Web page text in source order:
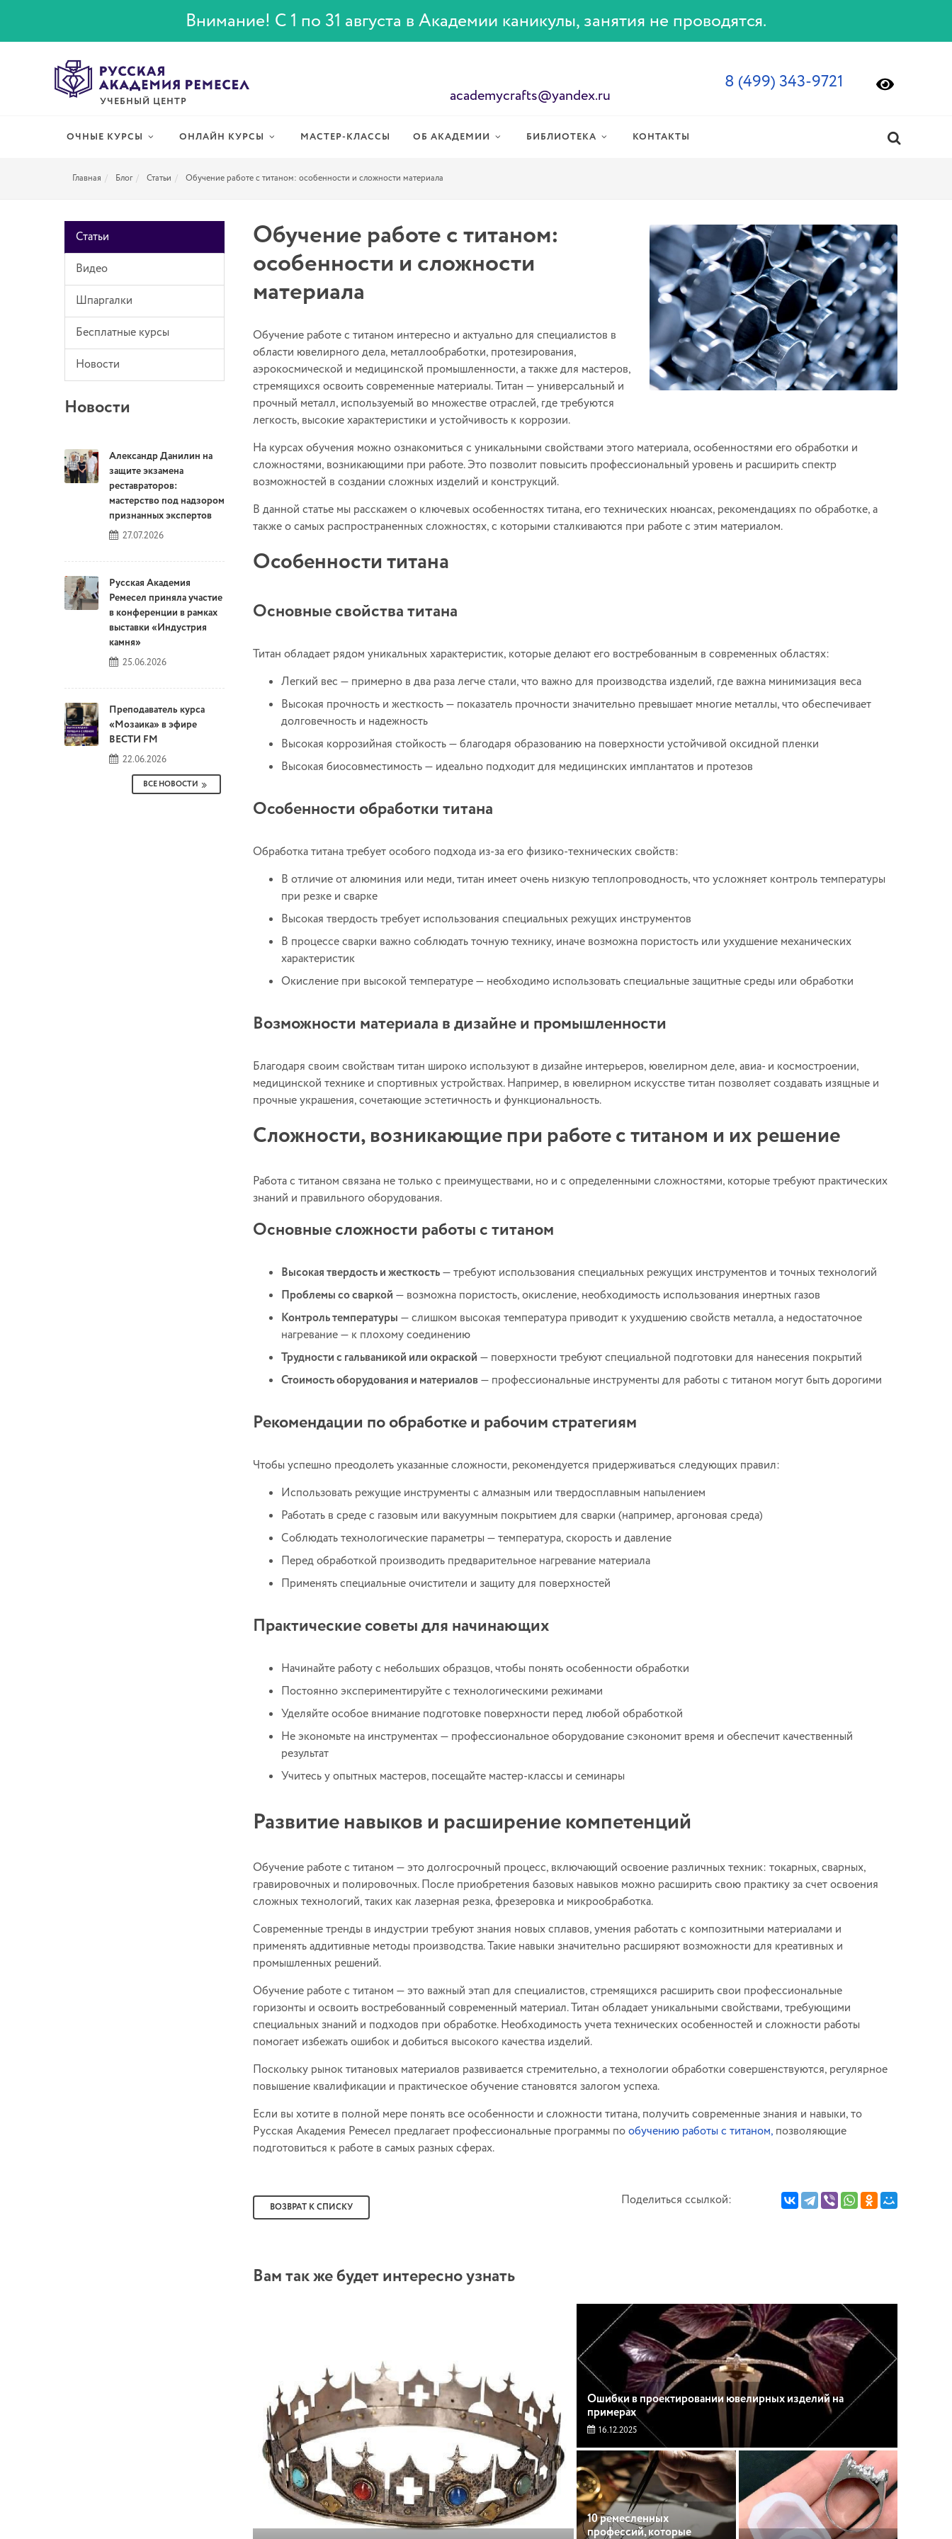
Внимание! С 1 по 31 августа в Академии каникулы, занятия не проводятся.
УЧЕБНЫЙ ЦЕНТР academycrafts@yandex.ru
8 (499) 343-9721
ОЧНЫЕ КУРСЫ ОНЛАЙН КУРСЫ МАСТЕР-КЛАССЫ ОБ АКАДЕМИИ БИБЛИОТЕКА КОНТАКТЫ
Главная Блог Статьи Обучение работе с титаном: особенности и сложности материала
Статьи
Видео
Шпаргалки
Бесплатные курсы
Новости
Новости
Александр Данилин на
защите экзамена
реставраторов:
мастерство под надзором
признанных экспертов
27.07.2026
Русская Академия
Ремесел приняла участие
в конференции в рамках
выставки «Индустрия
камня»
25.06.2026
Преподаватель курса
«Мозаика» в эфире
ВЕСТИ FM
22.06.2026
ВСЕ НОВОСТИ
Обучение работе с титаном:
особенности и сложности
материала
Обучение работе с титаном интересно и актуально для специалистов в
области ювелирного дела, металлообработки, протезирования,
аэрокосмической и медицинской промышленности, а также для мастеров,
стремящихся освоить современные материалы. Титан — универсальный и
прочный металл, используемый во множестве отраслей, где требуются
легкость, высокие характеристики и устойчивость к коррозии.
На курсах обучения можно ознакомиться с уникальными свойствами этого материала, особенностями его обработки и
сложностями, возникающими при работе. Это позволит повысить профессиональный уровень и расширить спектр
возможностей в создании сложных изделий и конструкций.
В данной статье мы расскажем о ключевых особенностях титана, его технических нюансах, рекомендациях по обработке, а
также о самых распространенных сложностях, с которыми сталкиваются при работе с этим материалом.
Особенности титана
Основные свойства титана
Титан обладает рядом уникальных характеристик, которые делают его востребованным в современных областях:
Легкий вес — примерно в два раза легче стали, что важно для производства изделий, где важна минимизация веса
Высокая прочность и жесткость — показатель прочности значительно превышает многие металлы, что обеспечивает
долговечность и надежность
Высокая коррозийная стойкость — благодаря образованию на поверхности устойчивой оксидной пленки
Высокая биосовместимость — идеально подходит для медицинских имплантатов и протезов
Особенности обработки титана
Обработка титана требует особого подхода из‑за его физико‑технических свойств:
В отличие от алюминия или меди, титан имеет очень низкую теплопроводность, что усложняет контроль температуры
при резке и сварке
Высокая твердость требует использования специальных режущих инструментов
В процессе сварки важно соблюдать точную технику, иначе возможна пористость или ухудшение механических
характеристик
Окисление при высокой температуре — необходимо использовать специальные защитные среды или обработки
Возможности материала в дизайне и промышленности
Благодаря своим свойствам титан широко используют в дизайне интерьеров, ювелирном деле, авиа- и космостроении,
медицинской технике и спортивных устройствах. Например, в ювелирном искусстве титан позволяет создавать изящные и
прочные украшения, сочетающие эстетичность и функциональность.
Сложности, возникающие при работе с титаном и их решение
Работа с титаном связана не только с преимуществами, но и с определенными сложностями, которые требуют практических
знаний и правильного оборудования.
Основные сложности работы с титаном
Высокая твердость и жесткость— требуют использования специальных режущих инструментов и точных технологий
Проблемы со сваркой — возможна пористость, окисление, необходимость использования инертных газов
Контроль температуры — слишком высокая температура приводит к ухудшению свойств металла, а недостаточное
нагревание — к плохому соединению
Трудности с гальваникой или окраской — поверхности требуют специальной подготовки для нанесения покрытий
Стоимость оборудования и материалов— профессиональные инструменты для работы с титаном могут быть дорогими
Рекомендации по обработке и рабочим стратегиям
Чтобы успешно преодолеть указанные сложности, рекомендуется придерживаться следующих правил:
Использовать режущие инструменты с алмазным или твердосплавным напылением
Работать в среде с газовым или вакуумным покрытием для сварки (например, аргоновая среда)
Соблюдать технологические параметры — температура, скорость и давление
Перед обработкой производить предварительное нагревание материала
Применять специальные очистители и защиту для поверхностей
Практические советы для начинающих
Начинайте работу с небольших образцов, чтобы понять особенности обработки
Постоянно экспериментируйте с технологическими режимами
Уделяйте особое внимание подготовке поверхности перед любой обработкой
Не экономьте на инструментах — профессиональное оборудование сэкономит время и обеспечит качественный
результат
Учитесь у опытных мастеров, посещайте мастер-классы и семинары
Развитие навыков и расширение компетенций
Обучение работе с титаном — это долгосрочный процесс, включающий освоение различных техник: токарных, сварных,
гравировочных и полировочных. После приобретения базовых навыков можно расширить свою практику за счет освоения
сложных технологий, таких как лазерная резка, фрезеровка и микрообработка.
Современные тренды в индустрии требуют знания новых сплавов, умения работать с композитными материалами и
применять аддитивные методы производства. Такие навыки значительно расширяют возможности для креативных и
промышленных решений.
Обучение работе с титаном — это важный этап для специалистов, стремящихся расширить свои профессиональные
горизонты и освоить востребованный современный материал. Титан обладает уникальными свойствами, требующими
специальных знаний и подходов при обработке. Необходимость учета технических особенностей и сложности работы
помогает избежать ошибок и добиться высокого качества изделий.
Поскольку рынок титановых материалов развивается стремительно, а технологии обработки совершенствуются, регулярное
повышение квалификации и практическое обучение становятся залогом успеха.
Если вы хотите в полной мере понять все особенности и сложности титана, получить современные знания и навыки, то
Русская Академия Ремесел предлагает профессиональные программы пообучению работы с титаном, позволяющие
подготовиться к работе в самых разных сферах.
ВОЗВРАТ К СПИСКУ Поделиться ссылкой:
Вам так же будет интересно узнать
Ошибки в проектировании ювелирных изделий на
примерах
16.12.2025
10 ремесленных
профессий, которые